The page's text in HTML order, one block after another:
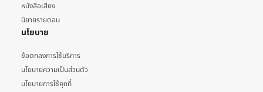
หนังสือเสียง
นิยายรายตอน
นโยบาย
ข้อตกลงการใช้บริการ
นโยบายความเป็นส่วนตัว
นโยบายการใช้คุกกี้